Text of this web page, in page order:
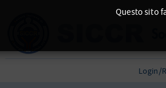
Login/
Questo sito